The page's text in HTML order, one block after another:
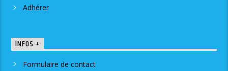
Adhérer
INFOS +
Formulaire de contact